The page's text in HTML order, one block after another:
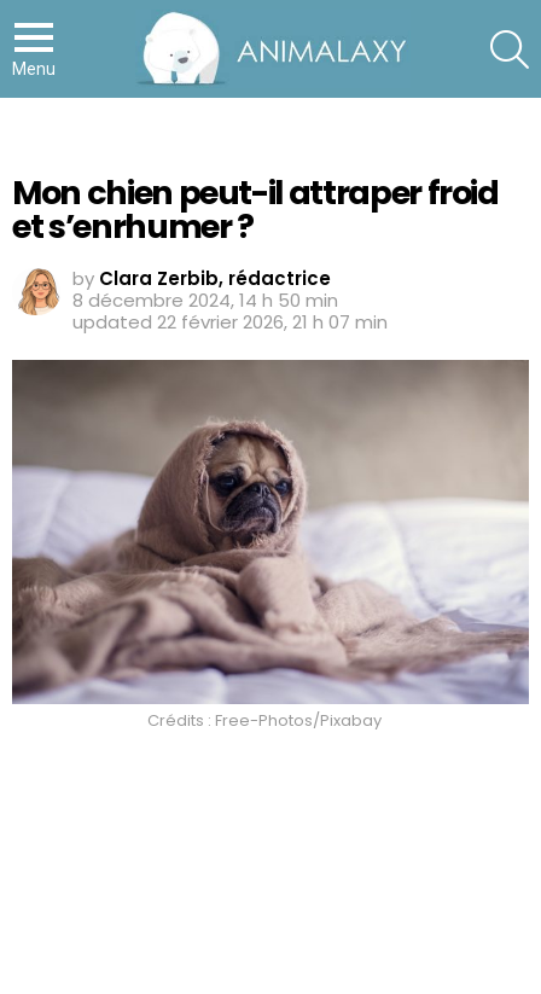
Menu
Mon chien peut-il attraper froid
et s’enrhumer ?
by Clara Zerbib, rédactrice
8 décembre 2024, 14 h 50 min
updated 22 février 2026, 21 h 07 min
Crédits : Free-Photos/Pixabay